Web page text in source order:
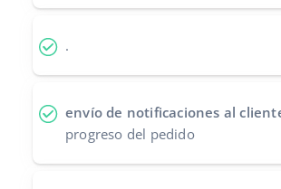
Contáctanos
polski
português (BR)
.
envío de notificaciones al
progreso del pedido